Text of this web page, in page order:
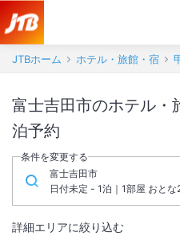
JTBホーム ホテル・旅館・宿
富士吉田市のホテル・
泊予約
条件を変更する
富士吉田市
日付未定 - 1泊｜1部屋 おと
詳細エリアに絞り込む